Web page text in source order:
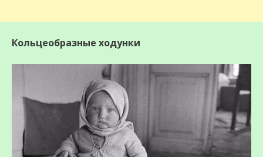
Кольцеобразные ходунки